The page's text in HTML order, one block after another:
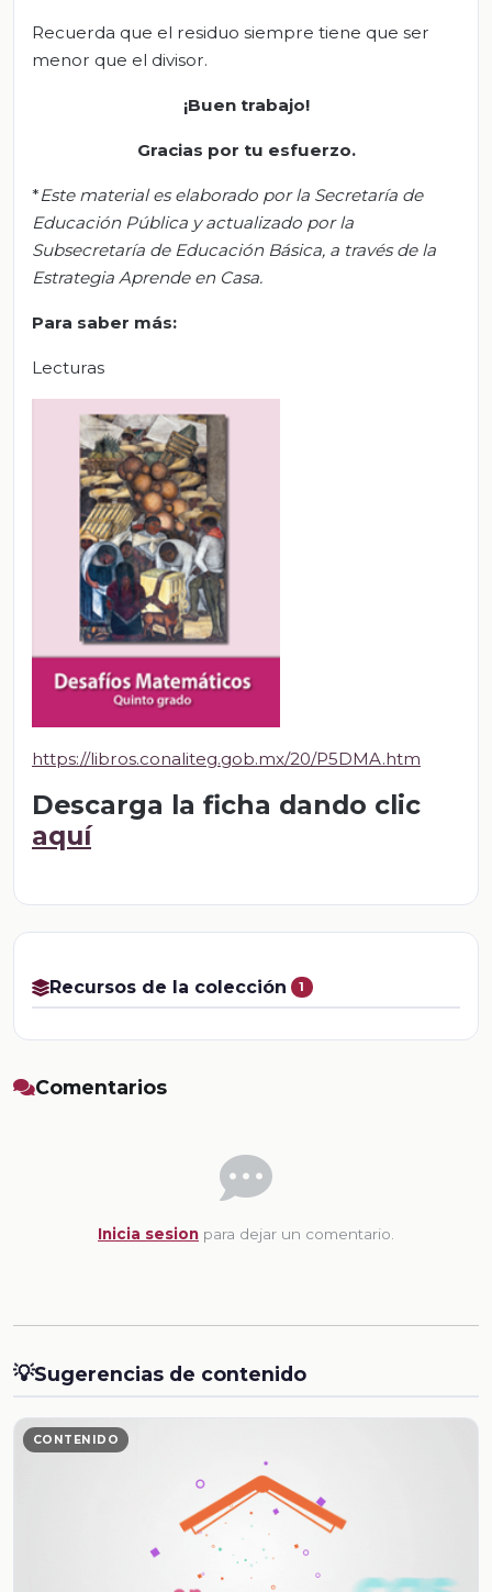
Recuerda que el residuo siempre tiene que ser
menor que el divisor.
¡Buen trabajo!
Gracias por tu esfuerzo.
*Este material es elaborado por la Secretaría de
Educación Pública y actualizado por la
Subsecretaría de Educación Básica, a través de la
Estrategia Aprende en Casa.
Para saber más:
Lecturas
https://libros.conaliteg.gob.mx/20/P5DMA.htm
Descarga la ficha dando clic
aquí
Recursos de la colección 1
Comentarios
Inicia sesion para dejar un comentario.
💡Sugerencias de contenido
CONTENIDO